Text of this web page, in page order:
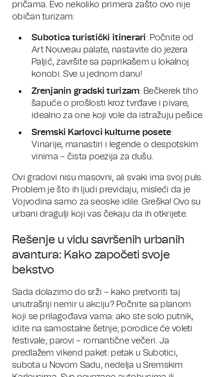
pričama. Evo nekoliko primera zašto ovo nije
običan turizam:
Subotica turistički itinerari: Počnite od
Art Nouveau palate, nastavite do jezera
Paljić, završite sa paprikašem u lokalnoj
konobi. Sve u jednom danu!
Zrenjanin gradski turizam: Bečkerek tiho
šapuće o prošlosti kroz tvrđave i pivare,
idealno za one koji vole da istražuju pešice.
Sremski Karlovci kulturne posete:
Vinarije, manastiri i legende o despotskim
vinima – čista poezija za dušu.
Ovi gradovi nisu masovni, ali svaki ima svoj puls.
Problem je što ih ljudi previdaju, misleći da je
Vojvodina samo za seoske idile. Greška! Ovo su
urbani dragulji koji vas čekaju da ih otkrijete.
Rešenje u vidu savršenih urbanih
avantura: Kako započeti svoje
bekstvo
Sada dolazimo do srži – kako pretvoriti taj
unutrašnji nemir u akciju? Počnite sa planom
koji se prilagođava vama: ako ste solo putnik,
idite na samostalne šetnje; porodice će voleti
festivale; parovi – romantične večeri. Ja
predlažem vikend paket: petak u Subotici,
subota u Novom Sadu, nedelja u Sremskim